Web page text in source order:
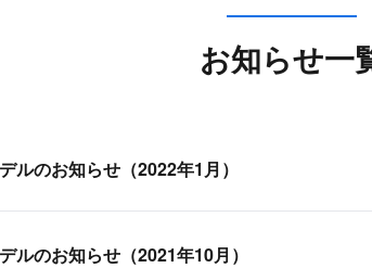
お知らせ一
ルのお知らせ（2022年1月）
ルのお知らせ（2021年10月）